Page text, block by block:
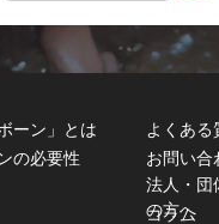
ーン」とは
よくある
の必要性
お問い合
法人・団
の方へ
コラム